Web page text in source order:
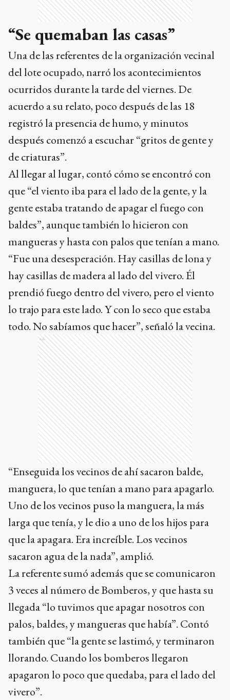
“Se quemaban las casas”
Una de las referentes de la organización vecinal
del lote ocupado, narró los acontecimientos
ocurridos durante la tarde del viernes. De
acuerdo a su relato, poco después de las 18
registró la presencia de humo, y minutos
después comenzó a escuchar “gritos de gente y
de criaturas”.
Al llegar al lugar, contó cómo se encontró con
que “el viento iba para el lado de la gente, y la
gente estaba tratando de apagar el fuego con
baldes”, aunque también lo hicieron con
mangueras y hasta con palos que tenían a mano.
“Fue una desesperación. Hay casillas de lona y
hay casillas de madera al lado del vivero. Él
prendió fuego dentro del vivero, pero el viento
lo trajo para este lado. Y con lo seco que estaba
todo. No sabíamos que hacer”, señaló la vecina.
Ads
“Enseguida los vecinos de ahí sacaron balde,
manguera, lo que tenían a mano para apagarlo.
Uno de los vecinos puso la manguera, la más
larga que tenía, y le dio a uno de los hijos para
que la apagara. Era increíble. Los vecinos
sacaron agua de la nada”, amplió.
La referente sumó además que se comunicaron
3 veces al número de Bomberos, y que hasta su
llegada “lo tuvimos que apagar nosotros con
palos, baldes, y mangueras que había”. Contó
también que “la gente se lastimó, y terminaron
llorando. Cuando los bomberos llegaron
apagaron lo poco que quedaba, para el lado del
vivero”.